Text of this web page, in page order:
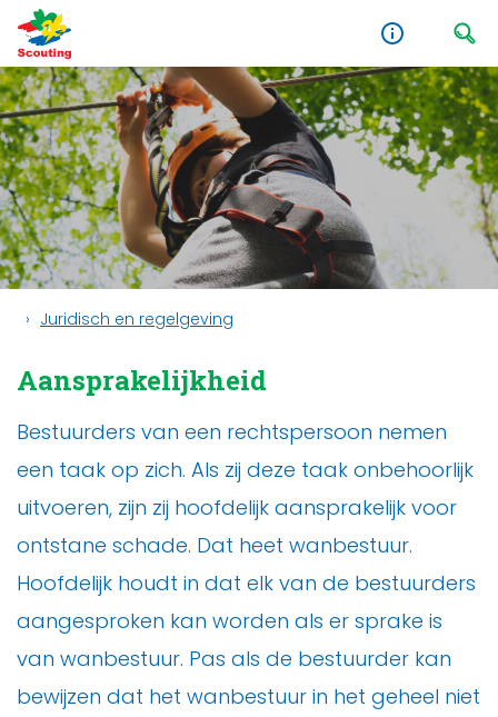
Juridisch en regelgeving
Aansprakelijkheid
Bestuurders van een rechtspersoon nemen
een taak op zich. Als zij deze taak onbehoorlijk
uitvoeren, zijn zij hoofdelijk aansprakelijk voor
ontstane schade. Dat heet wanbestuur.
Hoofdelijk houdt in dat elk van de bestuurders
aangesproken kan worden als er sprake is
van wanbestuur. Pas als de bestuurder kan
bewijzen dat het wanbestuur in het geheel niet